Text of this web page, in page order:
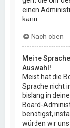
einen
kann.
Nach oben
Meine
Auswahl!
Meist hat die
Sprache nicht
bislang in
Board-
benötigst,
würden wir